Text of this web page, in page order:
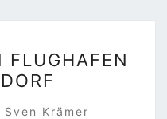
FLUGHAFEN
Sven Krämer